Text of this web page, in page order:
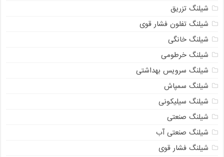
شیلنگ تزریق
شیلنگ تفلون فشار قوی
شیلنگ خانگی
شیلنگ خرطومی
شیلنگ سرویس بهداشتی
شیلنگ سمپاش
شیلنگ سیلیکونی
شیلنگ صنعتی
شیلنگ صنعتی آب
شیلنگ فشار قوی